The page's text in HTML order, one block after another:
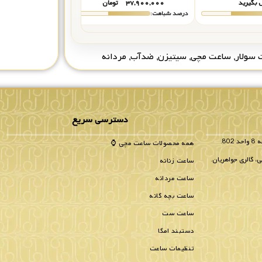
بگیرید
۳۷,۹۰۰,۰۰۰
تومان
درصد شباهت:
سولار, ساعت مچی, سیتیزن, ضدآب, مردانه
گالری جواهریان.
دسترسی سریع
همه محصولات ساعت مچی ⌚
ساعت زنانه
ساعت مردانه
ساعت بچه گانه
ساعت ست
دستبند امگا
تنظیمات ساعت